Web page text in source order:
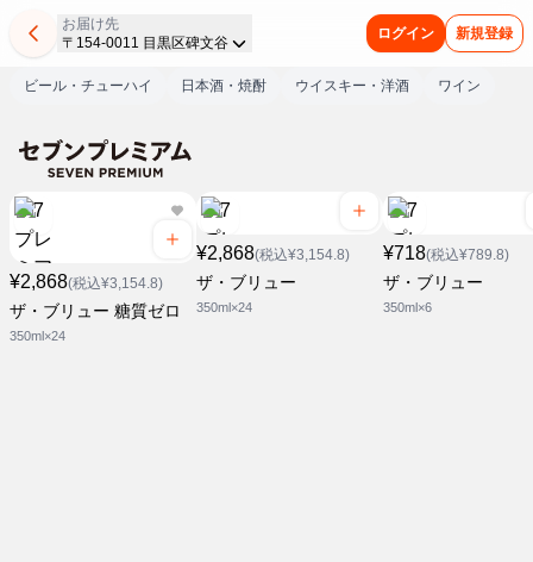
お届け先
〒154-0011 目黒区碑文谷
ログイン 新規登録
ビール・チューハイ 日本酒・焼酎 ウイスキー・洋酒 ワイン
¥2,868(税込¥3,154.8)
ザ・ブリュー 糖質ゼロ
350ml×24
¥2,868(税込¥3,154.8)
ザ・ブリュー
350ml×24
¥718(税込¥789.8)
ザ・ブリュー
350ml×6